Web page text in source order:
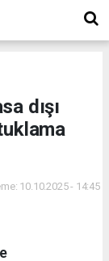
dışı
10.10.2025 - 14:45